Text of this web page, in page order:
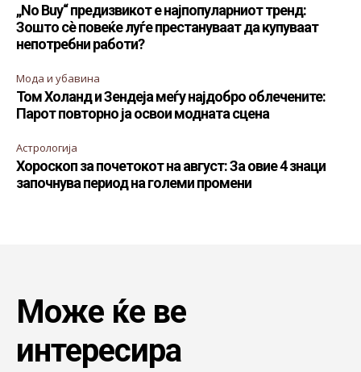
„No Buy“ предизвикот е најпопуларниот тренд:
Зошто сè повеќе луѓе престануваат да купуваат
непотребни работи?
Мода и убавина
Том Холанд и Зендеја меѓу најдобро облечените:
Парот повторно ја освои модната сцена
Астрологија
Хороскоп за почетокот на август: За овие 4 знаци
започнува период на големи промени
Може ќе ве
интересира